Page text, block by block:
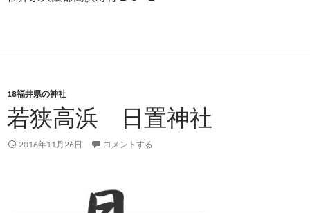
18福井県の神社
若狭高浜 日置神社
2016年11月26日 コメントする